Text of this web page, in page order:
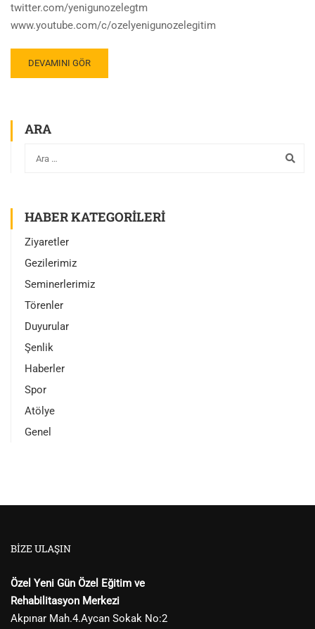
twitter.com/yenigunozelegtm
www.youtube.com/c/ozelyenigunozelegitim
DEVAMINI GÖR
ARA
HABER KATEGORILERI
Ziyaretler
Gezilerimiz
Seminerlerimiz
Törenler
Duyurular
Şenlik
Haberler
Spor
Atölye
Genel
BIZE ULAŞIN
Özel Yeni Gün Özel Eğitim ve
Rehabilitasyon Merkezi
Akpınar Mah.4.Aycan Sokak No:2